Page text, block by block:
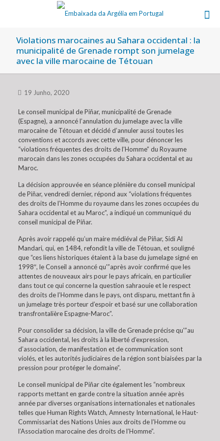
Violations marocaines au Sahara occidental : la
municipalité de Grenade rompt son jumelage
avec la ville marocaine de Tétouan
19 Junho, 2020
Le conseil municipal de Piñar, municipalité de Grenade
(Espagne), a annoncé l’annulation du jumelage avec la ville
marocaine de Tétouan et décidé d’annuler aussi toutes les
conventions et accords avec cette ville, pour dénoncer les
“violations fréquentes des droits de l’Homme” du Royaume
marocain dans les zones occupées du Sahara occidental et au
Maroc.
La décision approuvée en séance plénière du conseil municipal
de Piñar, vendredi dernier, répond aux “violations fréquentes
des droits de l’Homme du royaume dans les zones occupées du
Sahara occidental et au Maroc”, a indiqué un communiqué du
conseil municipal de Piñar.
Après avoir rappelé qu’un maire médiéval de Piñar, Sidi Al
Mandari, qui, en 1484, refondit la ville de Tétouan, et souligné
que “ces liens historiques étaient à la base du jumelage signé en
1998″, le Conseil a annoncé qu'”après avoir confirmé que les
attentes de nouveaux airs pour le pays africain, en particulier
dans tout ce qui concerne la question sahraouie et le respect
des droits de l’Homme dans le pays, ont disparu, mettant fin à
un jumelage très porteur d’espoir et basé sur une collaboration
transfrontalière Espagne-Maroc”.
Pour consolider sa décision, la ville de Grenade précise qu'”au
Sahara occidental, les droits à la liberté d’expression,
d’association, de manifestation et de communication sont
violés, et les autorités judiciaires de la région sont biaisées par la
pression pour protéger le domaine”.
Le conseil municipal de Piñar cite également les “nombreux
rapports mettant en garde contre la situation année après
année par diverses organisations internationales et nationales
telles que Human Rights Watch, Amnesty International, le Haut-
Commissariat des Nations Unies aux droits de l’Homme ou
l’Association marocaine des droits de l’Homme”.